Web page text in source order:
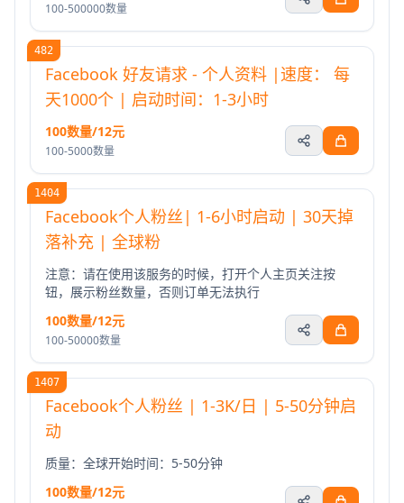
100-500000数量
482
Facebook 好友请求 - 个人资料 |速度： 每
天1000个 | 启动时间：1-3小时
100数量/12元
100-5000数量
1404
Facebook个人粉丝| 1-6小时启动 | 30天掉
落补充 | 全球粉
注意：请在使用该服务的时候，打开个人主页关注按
钮，展示粉丝数量，否则订单无法执行
100数量/12元
100-50000数量
1407
Facebook个人粉丝 | 1-3K/日 | 5-50分钟启
动
质量：全球开始时间：5-50分钟
100数量/12元